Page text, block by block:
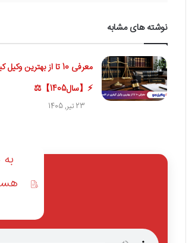
نوشته های مشابه
معرفی 10 تا از بهترین
⚡【سال1405】⚖
23 تیر, 1405